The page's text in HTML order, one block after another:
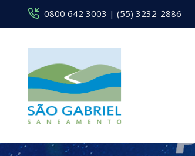
0800 642 3003 | (55) 3232-2886